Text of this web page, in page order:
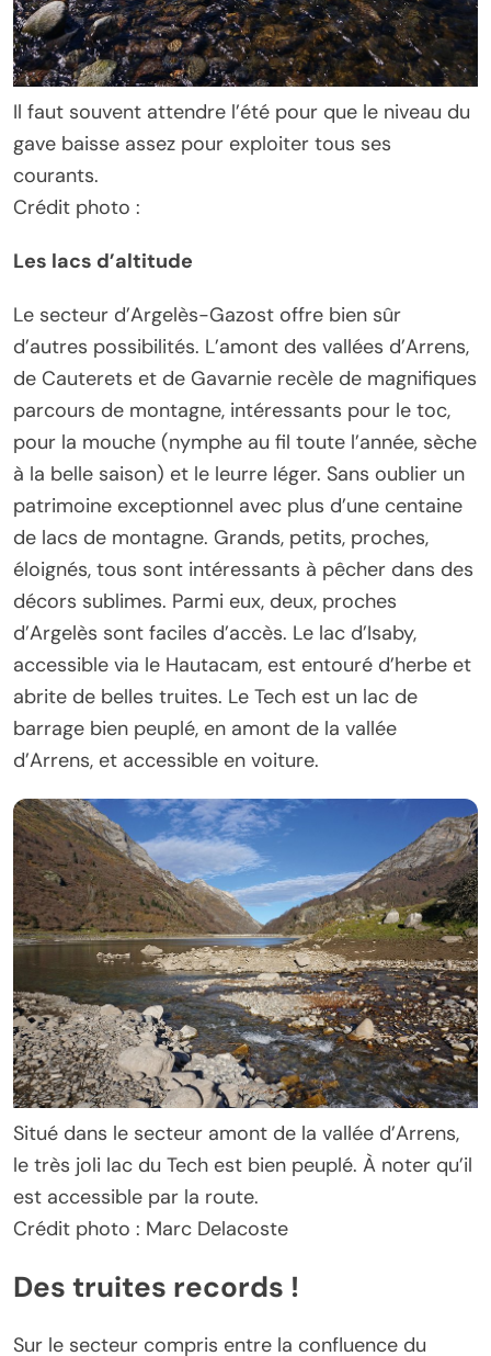
Il faut souvent attendre l’été pour que le niveau du
gave baisse assez pour exploiter tous ses
courants.
Crédit photo :
Les lacs d’altitude
Le secteur d’Argelès-Gazost offre bien sûr
d’autres possibilités. L’amont des vallées d’Arrens,
de Cauterets et de Gavarnie recèle de magnifiques
parcours de montagne, intéressants pour le toc,
pour la mouche (nymphe au fil toute l’année, sèche
à la belle saison) et le leurre léger. Sans oublier un
patrimoine exceptionnel avec plus d’une centaine
de lacs de montagne. Grands, petits, proches,
éloignés, tous sont intéressants à pêcher dans des
décors sublimes. Parmi eux, deux, proches
d’Argelès sont faciles d’accès. Le lac d’Isaby,
accessible via le Hautacam, est entouré d’herbe et
abrite de belles truites. Le Tech est un lac de
barrage bien peuplé, en amont de la vallée
d’Arrens, et accessible en voiture.
Situé dans le secteur amont de la vallée d’Arrens,
le très joli lac du Tech est bien peuplé. À noter qu’il
est accessible par la route.
Crédit photo : Marc Delacoste
Des truites records !
Sur le secteur compris entre la confluence du